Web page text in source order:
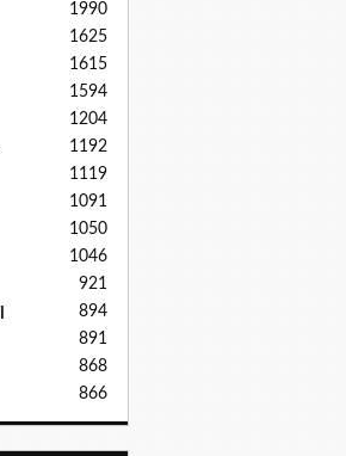
1990
1625
1615
1594
1204
1192
1119
1091
1050
1046
921
894
891
868
866